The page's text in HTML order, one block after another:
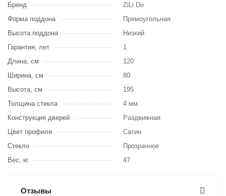
Бренд
ZiLi Do
Форма поддона
Прямоугольная
Высота поддона
Низкий
Гарантия, лет
1
Длина, см
120
Ширина, см
80
Высота, см
195
Толщина стекла
4 мм
Конструкция дверей
Раздвижная
Цвет профиля
Сатин
Стекло
Прозрачное
Вес, кг
47
Отзывы